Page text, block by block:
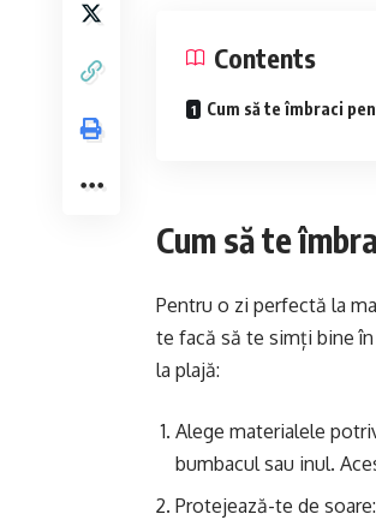
Contents
Cum să te îmbraci
Cum să te
Pentru o zi perfectă la
te facă să te simți bine
la plajă:
Alege materialele
bumbacul sau inul.
Protejează-te de